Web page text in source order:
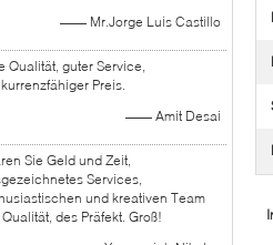
—— Mr.Jorge Luis Castillo
Qualität, guter Service,
Preis.
—— Amit Desai
Sie Geld und Zeit,
Services,
und kreativen Team
des Präfekt. Groß!